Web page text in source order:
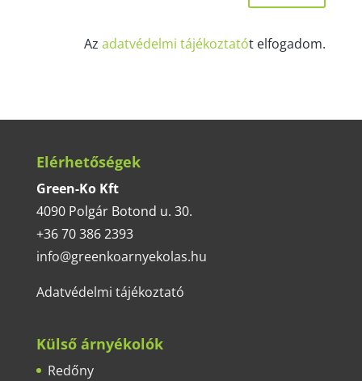
Azadatvédelmi tájékoztatót elfogadom.
Elérhetőségek
Green-Ko Kft
4090 Polgár Botond u. 30.
+36 70 386 2393
info@greenkoarnyekolas.hu
Adatvédelmi tájékoztató
Külső árnyékolók
Redőny